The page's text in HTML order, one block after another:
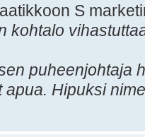
S
kohtalo
puheenjohtaja
apua. Hipuksi